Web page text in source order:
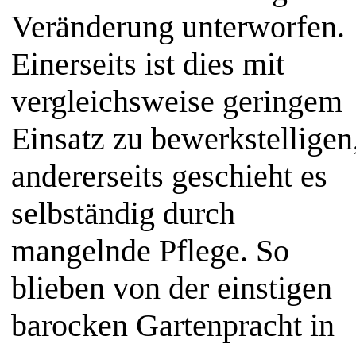
Veränderung unterworfen.
Einerseits ist dies mit
vergleichsweise geringem
Einsatz zu
andererseits geschieht es
selbständig durch
mangelnde Pflege. So
blieben von der einstigen
barocken Gartenpracht in